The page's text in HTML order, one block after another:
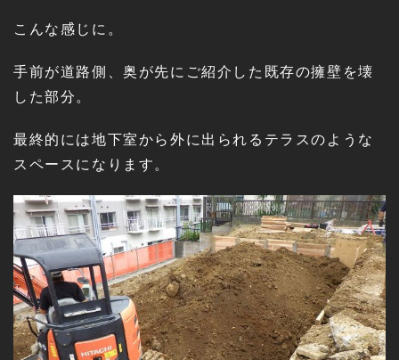
こんな感じに。
手前が道路側、奥が先にご紹介した既存の擁壁を壊
した部分。
最終的には地下室から外に出られるテラスのような
スペースになります。